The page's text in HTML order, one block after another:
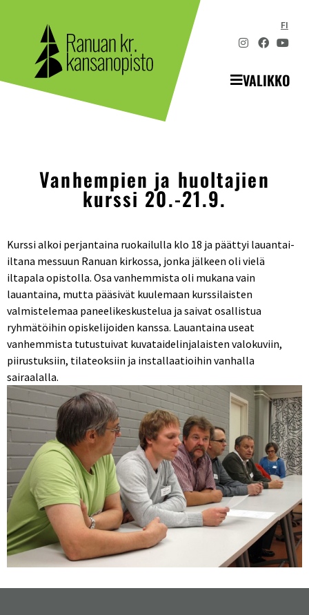
FI
VALIKKO
Vanhempien ja huoltajien
kurssi 20.-21.9.
Kurssi alkoi perjantaina ruokailulla klo 18 ja päättyi lauantai-
iltana messuun Ranuan kirkossa, jonka jälkeen oli vielä
iltapala opistolla. Osa vanhemmista oli mukana vain
lauantaina, mutta pääsivät kuulemaan kurssilaisten
valmistelemaa paneelikeskustelua ja saivat osallistua
ryhmätöihin opiskelijoiden kanssa. Lauantaina useat
vanhemmista tutustuivat kuvataidelinjalaisten valokuviin,
piirustuksiin, tilateoksiin ja installaatioihin vanhalla
sairaalalla.